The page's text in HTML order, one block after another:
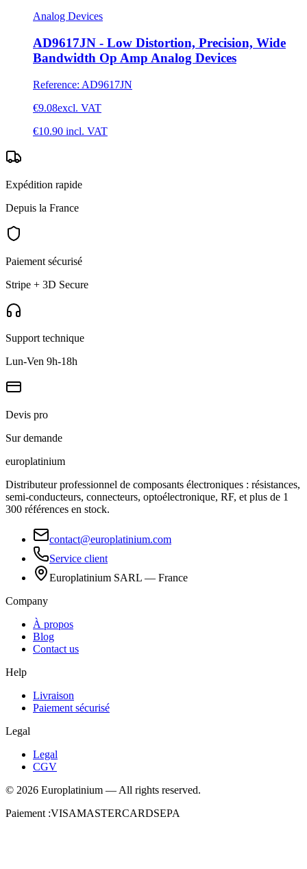
Analog Devices
AD9617JN - Low Distortion, Precision, Wide
Bandwidth Op Amp Analog Devices
Reference: AD9617JN
€9.08excl. VAT
€10.90 incl. VAT
Expédition rapide
Depuis la France
Paiement sécurisé
Stripe + 3D Secure
Support technique
Lun-Ven 9h-18h
Devis pro
Sur demande
europlatinium
Distributeur professionnel de composants électroniques : résistances,
semi-conducteurs, connecteurs, optoélectronique, RF, et plus de 1
300 références en stock.
contact@europlatinium.com
Service client
Europlatinium SARL — France
Company
À propos
Blog
Contact us
Help
Livraison
Paiement sécurisé
Legal
Legal
CGV
© 2026 Europlatinium — All rights reserved.
Paiement :VISAMASTERCARDSEPA